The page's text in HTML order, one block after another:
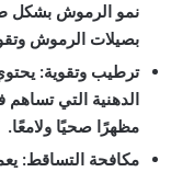
نمو الرموش بشكل
بصيلات الرموش
ترطيب وتقوية:
الدهنية التي
مظهرًا صحيًا ولامعًا.
مكافحة التساقط: